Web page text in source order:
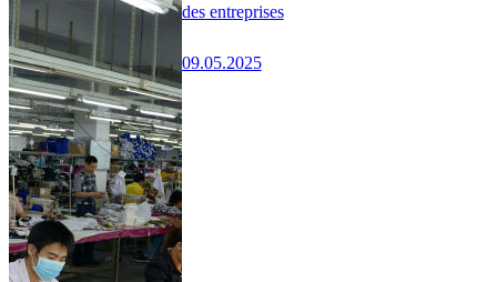
des entreprises
09.05.2025